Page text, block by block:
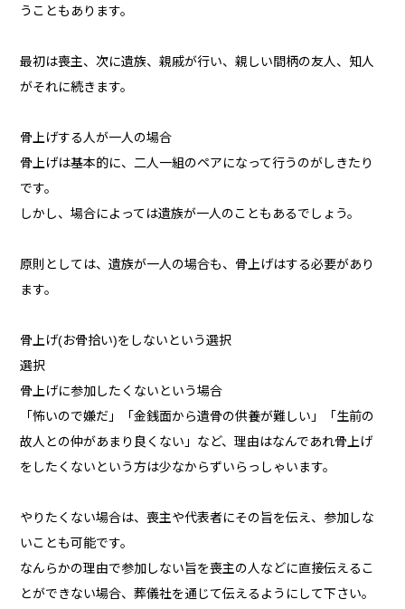
うこともあります。
最初は喪主、次に遺族、親戚が行い、親しい間柄の友人、知人
がそれに続きます。
骨上げする人が一人の場合
骨上げは基本的に、二人一組のペアになって行うのがしきたり
です。
しかし、場合によっては遺族が一人のこともあるでしょう。
原則としては、遺族が一人の場合も、骨上げはする必要があり
ます。
骨上げ(お骨拾い)をしないという選択
選択
骨上げに参加したくないという場合
「怖いので嫌だ」「金銭面から遺骨の供養が難しい」「生前の
故人との仲があまり良くない」など、理由はなんであれ骨上げ
をしたくないという方は少なからずいらっしゃいます。
やりたくない場合は、喪主や代表者にその旨を伝え、参加しな
いことも可能です。
なんらかの理由で参加しない旨を喪主の人などに直接伝えるこ
とができない場合、葬儀社を通じて伝えるようにして下さい。